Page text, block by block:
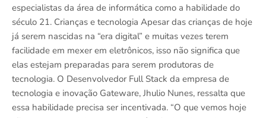
especialistas da área de informática como a habilidade do
século 21. Crianças e tecnologia Apesar das crianças de hoje
já serem nascidas na “era digital” e muitas vezes terem
facilidade em mexer em eletrônicos, isso não significa que
elas estejam preparadas para serem produtoras de
tecnologia. O Desenvolvedor Full Stack da empresa de
tecnologia e inovação Gateware, Jhulio Nunes, ressalta que
essa habilidade precisa ser incentivada. “O que vemos hoje